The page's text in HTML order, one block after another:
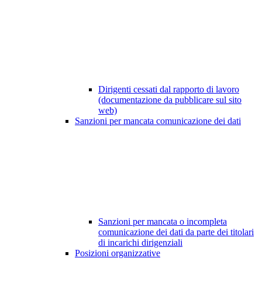
Dirigenti cessati dal rapporto di lavoro
(documentazione da pubblicare sul sito
web)
Sanzioni per mancata comunicazione dei dati
Sanzioni per mancata o incompleta
comunicazione dei dati da parte dei titolari
di incarichi dirigenziali
Posizioni organizzative